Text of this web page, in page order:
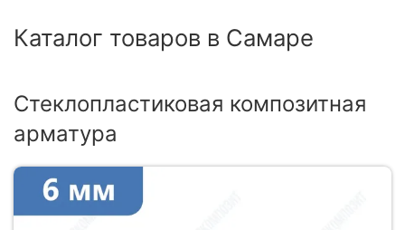
Каталог товаров в Самаре
Стеклопластиковая композитная
арматура